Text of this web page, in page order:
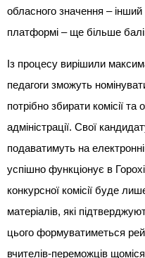
обласного значення – інший
платформі – ще більше
Із процесу вирішили
педагоги зможуть
потрібно збирати комісії
адміністрації. Свої
подаватимуть на
успішно функціонує в
конкурсної комісії буде
матеріалів, які
цього формуватиметься
вчителів-переможців